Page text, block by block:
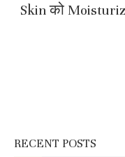
Skin को
RECENT POSTS